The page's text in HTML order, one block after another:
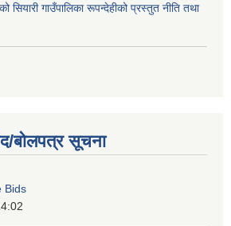
सियारी गाउँपालिका रूपन्देहीको प्रस्तुत नीति तथा
बोलपत्र सूचना
Bids